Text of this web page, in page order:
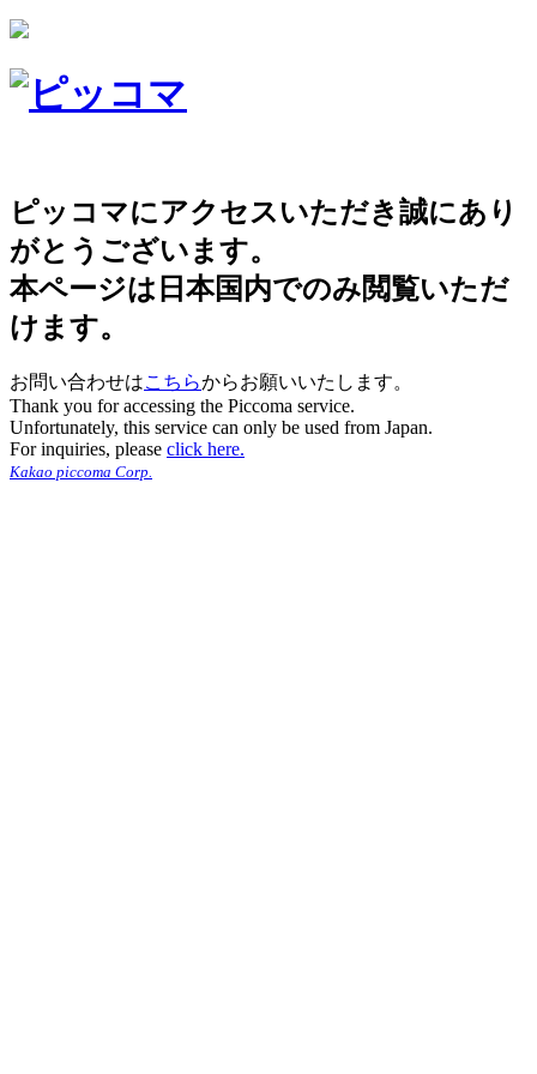
ピッコマにアクセスいただき誠にあり
がとうございます。
本ページは日本国内でのみ閲覧いただ
けます。
お問い合わせはこちらからお願いいたします。
Thank you for accessing the Piccoma service.
Unfortunately, this service can only be used from Japan.
For inquiries, please click here.
Kakao piccoma Corp.